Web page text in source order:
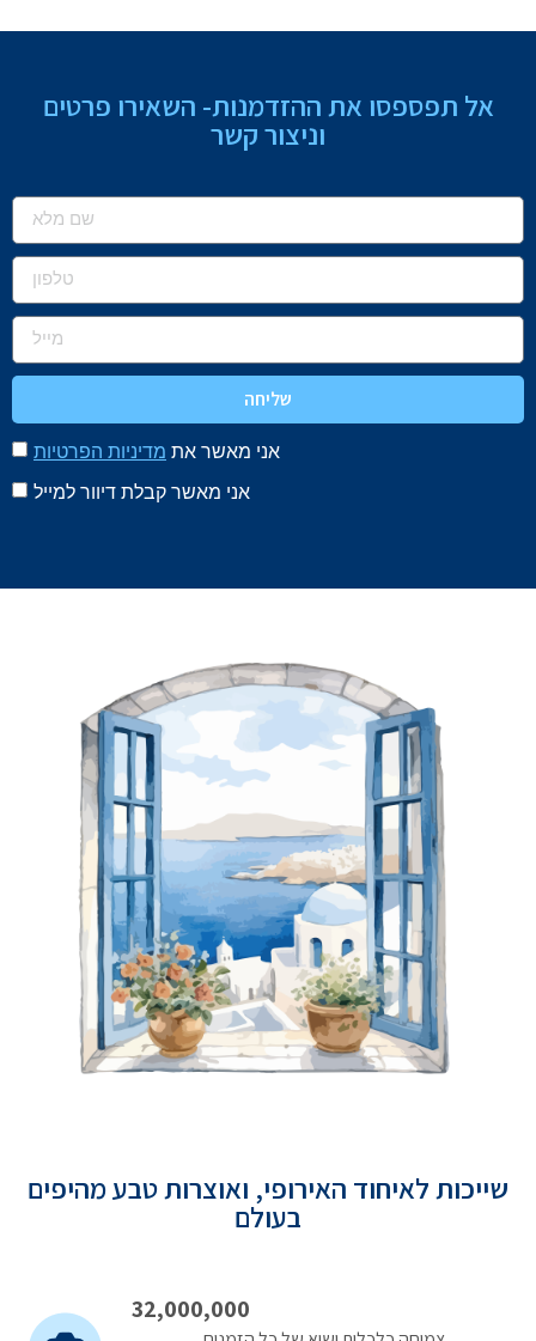
אל תפספסו את ההזדמנות- השאירו פרטים
וניצור קשר
אני מאשר את מדיניות הפרטיות
אני מאשר קבלת דיוור למייל
שליחה
שייכות לאיחוד האירופי, ואוצרות טבע מהיפים
בעולם
32,000,000